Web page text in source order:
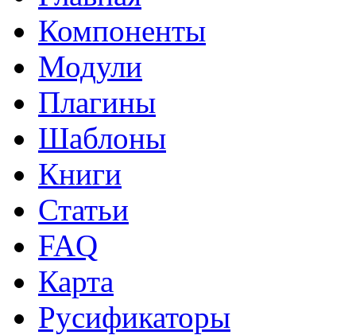
Компоненты
Модули
Плагины
Шаблоны
Книги
Статьи
FAQ
Карта
Русификаторы